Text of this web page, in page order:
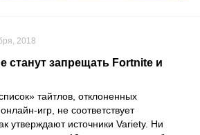
2018
станут запрещать Fortnite и
» тайтлов, отклоненных
игр, не соответствует
утверждают источники Variety. Ни